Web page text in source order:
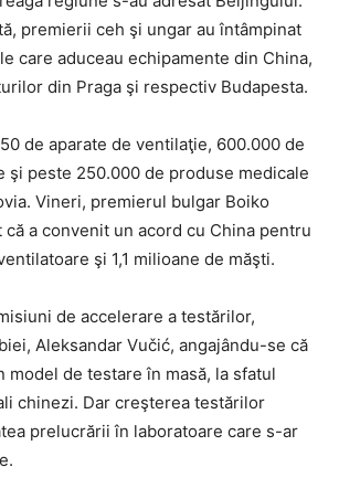
premierii ceh şi ungar au întâmpinat
care aduceau echipamente din China,
din Praga şi respectiv Budapesta.
de aparate de ventilaţie, 600.000 de
şi peste 250.000 de produse medicale
Vineri, premierul bulgar Boiko
că a convenit un acord cu China pentru
şi 1,1 milioane de măşti.
de accelerare a testărilor,
Aleksandar Vučić, angajându-se că
model de testare în masă, la sfatul
chinezi. Dar creşterea testărilor
prelucrării în laboratoare care s-ar